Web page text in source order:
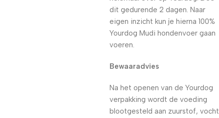
dit gedurende 2 dagen. Naar
eigen inzicht kun je hierna 100%
Yourdog Mudi hondenvoer gaan
voeren.
Bewaaradvies
Na het openen van de Yourdog
verpakking wordt de voeding
blootgesteld aan zuurstof, vocht